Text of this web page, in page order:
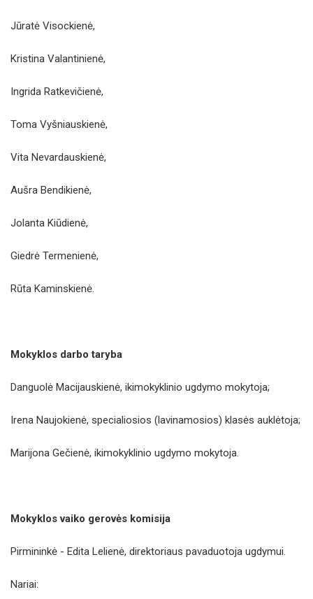
Jūratė Visockienė,
Kristina Valantinienė,
Ingrida Ratkevičienė,
Toma Vyšniauskienė,
Vita Nevardauskienė,
Aušra Bendikienė,
Jolanta Kiūdienė,
Giedrė Termenienė,
Rūta Kaminskienė.
Mokyklos darbo taryba
Danguolė Macijauskienė, ikimokyklinio ugdymo mokytoja;
Irena Naujokienė, specialiosios (lavinamosios) klasės auklėtoja;
Marijona Gečienė, ikimokyklinio ugdymo mokytoja.
Mokyklos vaiko gerovės komisija
Pirmininkė - Edita Lelienė, direktoriaus pavaduotoja ugdymui.
Nariai: